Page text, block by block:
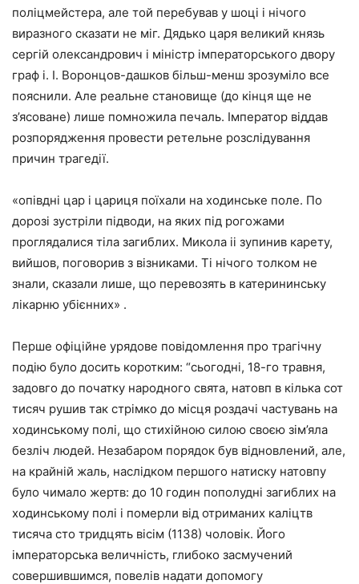
поліцмейстера, але той перебував у шоці і нічого
виразного сказати не міг. Дядько царя великий князь
сергій олександрович і міністр імператорського двору
граф і. І. Воронцов-дашков більш-менш зрозуміло все
пояснили. Але реальне становище (до кінця ще не
з’ясоване) лише помножила печаль. Імператор віддав
розпорядження провести ретельне розслідування
причин трагедії.
«опівдні цар і цариця поїхали на ходинське поле. По
дорозі зустріли підводи, на яких під рогожами
проглядалися тіла загиблих. Микола ii зупинив карету,
вийшов, поговорив з візниками. Ті нічого толком не
знали, сказали лише, що перевозять в катерининську
лікарню убієнних» .
Перше офіційне урядове повідомлення про трагічну
подію було досить коротким: “сьогодні, 18-го травня,
задовго до початку народного свята, натовп в кілька сот
тисяч рушив так стрімко до місця роздачі частувань на
ходинському полі, що стихійною силою своєю зім’яла
безліч людей. Незабаром порядок був відновлений, але,
на крайній жаль, наслідком першого натиску натовпу
було чимало жертв: до 10 годин пополудні загиблих на
ходинському полі і померли від отриманих каліцтв
тисяча сто тридцять вісім (1138) чоловік. Його
імператорська величність, глибоко засмучений
совершившимся, повелів надати допомогу